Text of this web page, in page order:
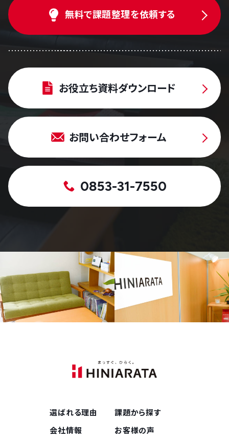
無料で課題整理を依頼する
お役立ち資料ダウンロード
お問い合わせフォーム
0853-31-7550
選ばれる理由
会社情報
課題から探す
お客様の声